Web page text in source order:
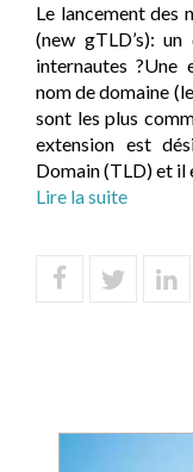
Le lancement des
(new gTLD’s):
internautes ?Une
nom de domaine
sont les plus
extension est
Domain (TLD) et il
Lire la suite